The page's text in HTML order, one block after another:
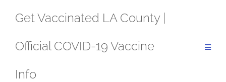
Get Vaccinated LA County |
Official COVID-19 Vaccine
Info